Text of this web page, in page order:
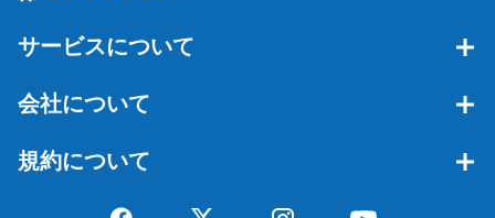
サービスについて
会社について
規約について